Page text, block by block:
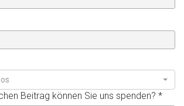
Beitrag können Sie uns spenden? *